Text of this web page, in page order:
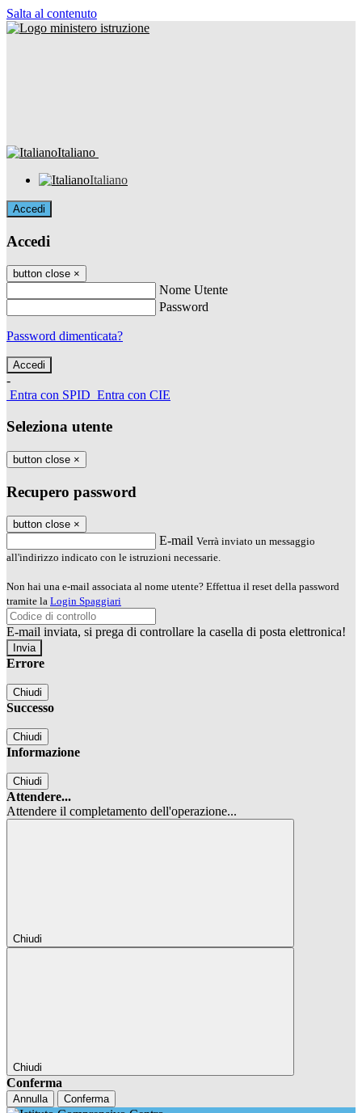
Salta al contenuto
Italiano
Italiano
Accedi
Accedi
button close ×
Nome Utente
Password
Password dimenticata?
-
Entra con SPID Entra con CIE
Seleziona utente
button close ×
Recupero password
button close ×
E-mail Verrà inviato un messaggio
all'indirizzo indicato con le istruzioni necessarie.
Non hai una e-mail associata al nome utente? Effettua il reset della password
tramite la Login Spaggiari
E-mail inviata, si prega di controllare la casella di posta elettronica!
Errore
Chiudi
Successo
Chiudi
Informazione
Chiudi
Attendere...
Attendere il completamento dell'operazione...
Chiudi
Chiudi
Conferma
Annulla Conferma